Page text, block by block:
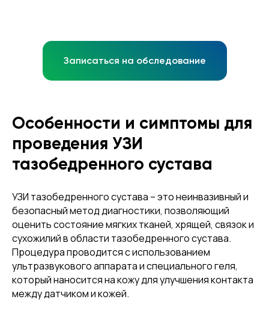
Записаться на обследование
Особенности и симптомы для
проведения УЗИ
тазобедренного сустава
УЗИ тазобедренного сустава – это неинвазивный и
безопасный метод диагностики, позволяющий
оценить состояние мягких тканей, хрящей, связок и
сухожилий в области тазобедренного сустава.
Процедура проводится с использованием
ультразвукового аппарата и специального геля,
который наносится на кожу для улучшения контакта
между датчиком и кожей.